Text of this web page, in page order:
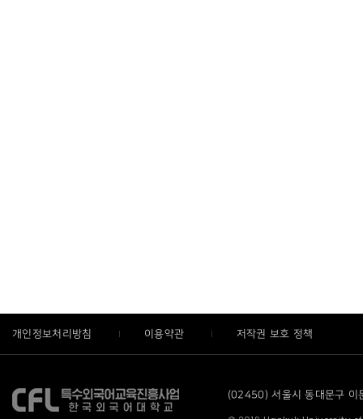
개인정보처리방침 이용약관 저작권 보호 정책
(02450) 서울시 동대문구